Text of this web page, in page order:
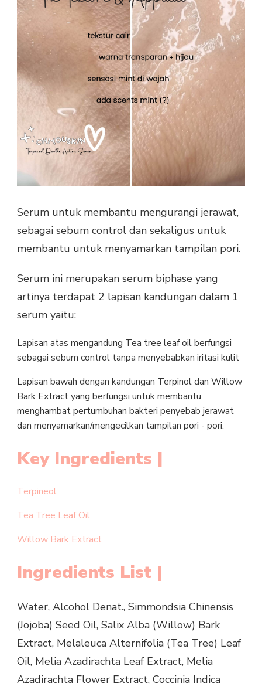
Serum untuk membantu mengurangi jerawat,
sebagai sebum control dan sekaligus untuk
membantu untuk menyamarkan tampilan pori.
Serum ini merupakan serum biphase yang
artinya terdapat 2 lapisan kandungan dalam 1
serum yaitu:
Lapisan atas mengandung Tea tree leaf oil berfungsi
sebagai sebum control tanpa menyebabkan iritasi kulit
Lapisan bawah dengan kandungan Terpinol dan Willow
Bark Extract yang berfungsi untukmembantu
menghambat pertumbuhan bakteri penyebab jerawat
dan menyamarkan/mengecilkan tampilan pori - pori.
Key Ingredients |
Terpineol
Tea Tree Leaf Oil
Willow Bark Extract
Ingredients List |
Water, Alcohol Denat., Simmondsia Chinensis
(Jojoba) Seed Oil, Salix Alba (Willow) Bark
Extract, Melaleuca Alternifolia (Tea Tree) Leaf
Oil, Melia Azadirachta Leaf Extract, Melia
Azadirachta Flower Extract, Coccinia Indica